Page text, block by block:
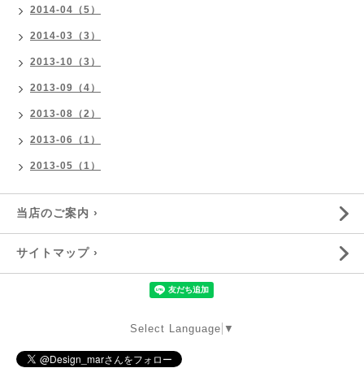
2014-04（5）
2014-03（3）
2013-10（3）
2013-09（4）
2013-08（2）
2013-06（1）
2013-05（1）
当店のご案内 ›
サイトマップ ›
Select Language ▼